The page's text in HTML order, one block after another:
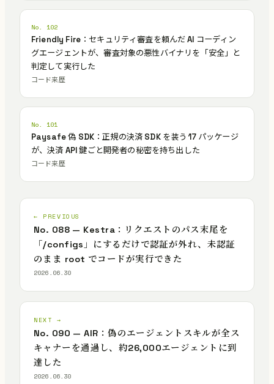
No. 102
Friendly Fire：セキュリティ審査を頼んだ AI コーディン
グエージェントが、審査対象の悪性バイナリを「安全」と
判定して実行した
コード来歴
No. 101
Paysafe 偽 SDK：正規の決済 SDK を装う 17 パッケージ
が、決済 API 鍵ごと開発者の秘密を持ち出した
コード来歴
← PREVIOUS
No. 088 — Kestra：リクエストのパス末尾を
「/configs」にするだけで認証が外れ、未認証
のまま root でコードが実行できた
2026.06.30
NEXT →
No. 090 — AIR：偽のエージェントスキルが全ス
キャナーを通過し、約26,000エージェントに到
達した
2026.06.30